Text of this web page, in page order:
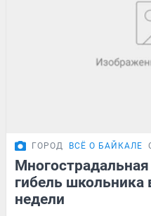
ГОРОД ВСЁ О БАЙКАЛЕ
Многострадальная
гибель школьника
недели